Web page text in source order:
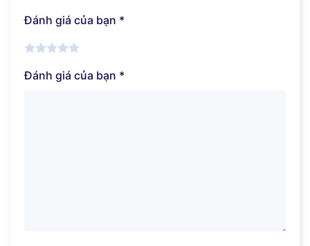
Đánh giá của bạn *
Đánh giá của bạn *